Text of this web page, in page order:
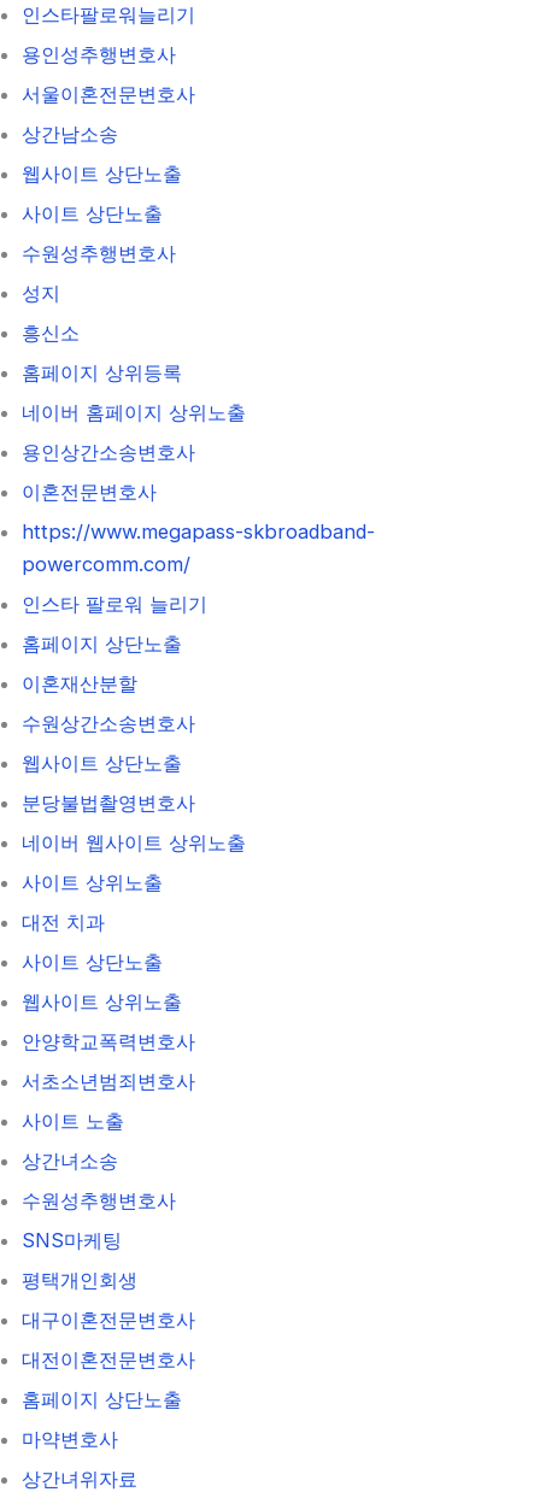
인스타팔로워늘리기
용인성추행변호사
서울이혼전문변호사
상간남소송
웹사이트 상단노출
사이트 상단노출
수원성추행변호사
성지
흥신소
홈페이지 상위등록
네이버 홈페이지 상위노출
용인상간소송변호사
이혼전문변호사
https://www.megapass-skbroadband-
powercomm.com/
인스타 팔로워 늘리기
홈페이지 상단노출
이혼재산분할
수원상간소송변호사
웹사이트 상단노출
분당불법촬영변호사
네이버 웹사이트 상위노출
사이트 상위노출
대전 치과
사이트 상단노출
웹사이트 상위노출
안양학교폭력변호사
서초소년범죄변호사
사이트 노출
상간녀소송
수원성추행변호사
SNS마케팅
평택개인회생
대구이혼전문변호사
대전이혼전문변호사
홈페이지 상단노출
마약변호사
상간녀위자료